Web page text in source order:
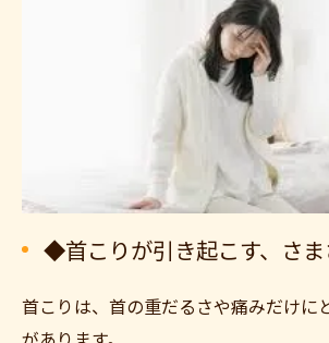
◆首こりが引き起こす、さま
首こりは、首の重だるさや痛みだけに